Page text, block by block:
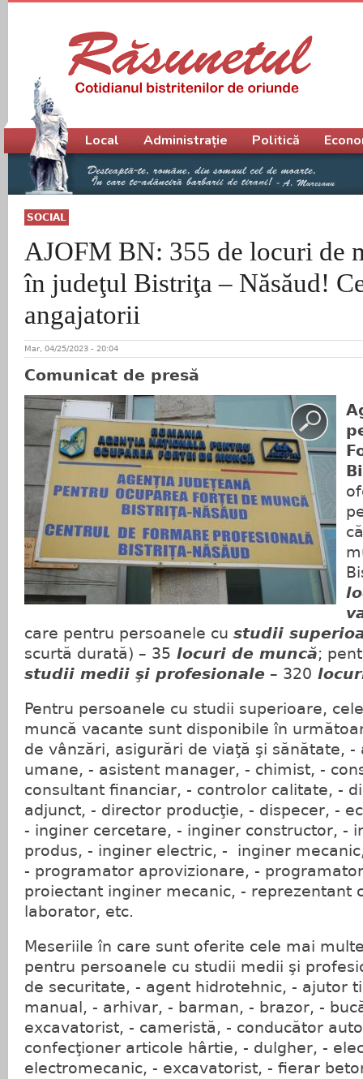
SOCIAL
AJOFM BN: 355 de locuri de
în judeţul Bistriţa – Năsăud!
angajatorii
Mar, 04/25/2023 - 20:04
Comunicat de presă
care pentru persoanele cu studii
scurtă durată) – 35 locuri de muncă;
studii medii şi profesionale – 320
Pentru persoanele cu studii superioare,
muncă vacante sunt disponibile în
de vânzări, asigurări de viaţă şi sănătate, -
umane, - asistent manager, - chimist, -
consultant financiar, - controlor calitate, -
adjunct, - director producţie, - dispecer, -
- inginer cercetare, - inginer constructor, -
produs, - inginer electric, - inginer
- programator aprovizionare, -
proiectant inginer mecanic, - reprezentant
laborator, etc.
Meseriile în care sunt oferite cele mai
pentru persoanele cu studii medii şi
de securitate, - agent hidrotehnic, - ajutor
manual, - arhivar, - barman, - brazor, -
excavatorist, - cameristă, - conducător
confecţioner articole hârtie, - dulgher, -
electromecanic, - excavatorist, - fierar
Meniu principal
Local Administrație Politică